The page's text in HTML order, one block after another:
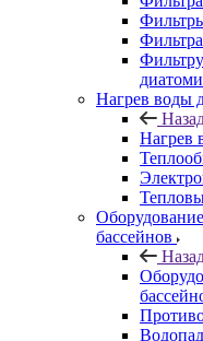
Нагрев воды
Нагрев
бассейнов